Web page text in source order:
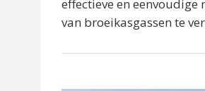
effectieve en
van broeikasgassen te